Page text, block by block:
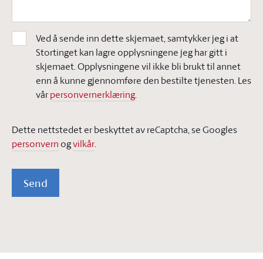
Ved å sende inn dette skjemaet, samtykker jeg i at
Stortinget kan lagre opplysningene jeg har gitt i
skjemaet. Opplysningene vil ikke bli brukt til annet
enn å kunne gjennomføre den bestilte tjenesten. Les
vårpersonvernerklæring.
Dette nettstedet er beskyttet av reCaptcha, se Googles
personvern ogvilkår.
Send